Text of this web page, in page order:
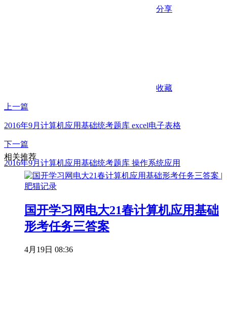
分享
收藏
上一篇
2016年9月计算机应用基础统考题库 excel电子表格
下一篇
2016年9月计算机应用基础统考题库 操作系统应用
相关推荐
国开学习网电大21春计算机应用基础
形考任务三答案
4月19日 08:36